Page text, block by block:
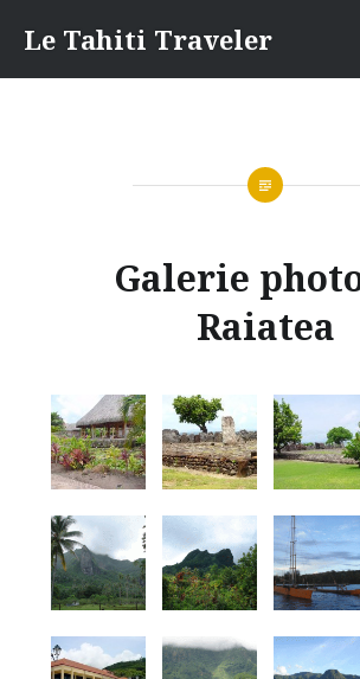
contenu
Le Tahiti Traveler
Galerie
Raiatea